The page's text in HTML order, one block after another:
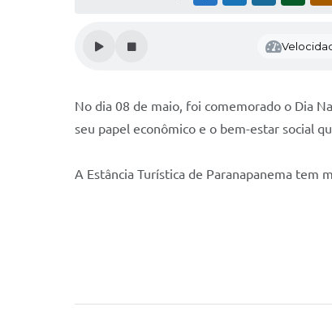
No dia 08 de maio, foi comemorado o Dia
seu papel econômico e o bem-estar social
A Estância Turística de Paranapanema tem